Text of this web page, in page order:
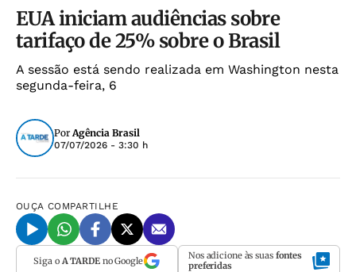
EUA iniciam audiências sobre
tarifaço de 25% sobre o Brasil
A sessão está sendo realizada em Washington nesta
segunda-feira, 6
PorAgência Brasil
07/07/2026 - 3:30 h
OUÇA COMPARTILHE
Siga o A TARDEno Google Nos adicione às suas fontes
preferidas